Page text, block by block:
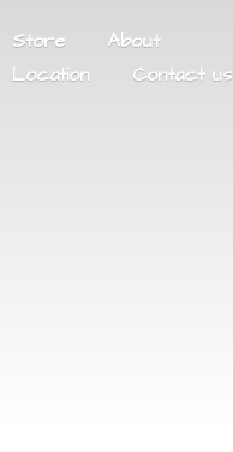
Store
About
Location
Contact us